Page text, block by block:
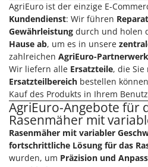
AgriEuro ist der einzige E-
Kundendienst: Wir führen
Gewährleistung durch und holen
Hause ab, um es in unsere
zahlreichen AgriEuro-
Wir liefern alle Ersatzteile, die
Ersatzteilbereich bestellen
Kauf des Produkts in Ihrem
AgriEuro-Angebote für
Rasenmäher mit
Rasenmäher mit variabler
fortschrittliche Lösung für das
wurden, um Präzision und